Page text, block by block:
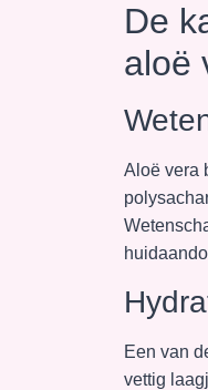
De
aloë
Aloë vera
Een van
vettig